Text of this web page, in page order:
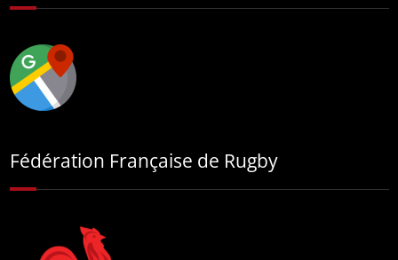
Fédération Française de Rugby